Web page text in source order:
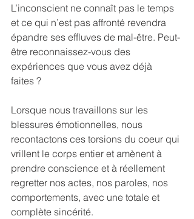
L’inconscient ne connaît pas le temps
et ce qui n’est pas affronté revendra
épandre ses effluves de mal-être. Peut-
être reconnaissez-vous des
expériences que vous avez déjà
faites ?
Lorsque nous travaillons sur les
blessures émotionnelles, nous
recontactons ces torsions du coeur qui
vrillent le corps entier et amènent à
prendre conscience et à réellement
regretter nos actes, nos paroles, nos
comportements, avec une totale et
complète sincérité.